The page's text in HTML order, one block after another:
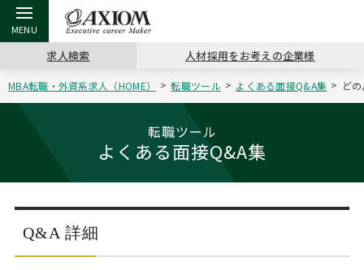
戻る
アクシアムの特長
戻る
代表メ
サービス案内
戻る
“展”職
コンサルタントの紹介
戻る
キャリア支援 TOP
キャリアデザイン講座
（最新求人市場動向）
戻る
転職活
ステージ別アドバイス
戻る
主な10
戻る
転職ツール TOP
英文レジュメの書き方
戻る
キーワ
職務経歴書の書き方
戻る
転職コラム TOP
“展”職相談室
転職市場の明日をよめ
戻る
イベント・セミナー TOP
キャリアデザインセミナー
MBA壮行会カレンダー
戻る
会社概要 TOP
主なクライアント
求人検索 人材採用をお考えの企業様
MBA転職・外資系求人（HOME） 転職ツール よくある面接Q&A集 ど
転職ツール
よくある面接Q&A集
Q&A 詳細